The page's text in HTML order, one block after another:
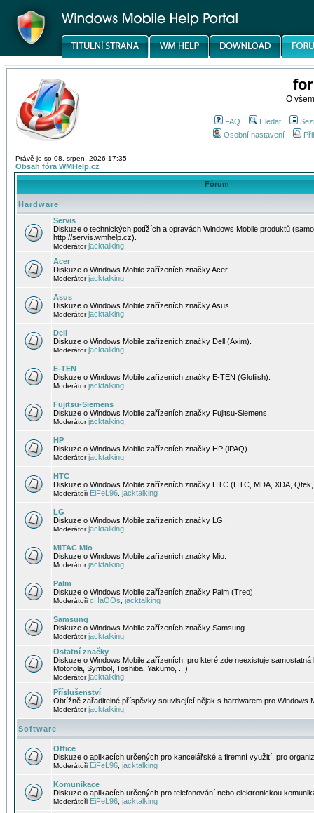
O
FAQ Hledat
Osobní nastavení
Právě je so 08. srpen, 2026 17:35
Obsah fóra WMHelp.cz
Fórum
Hardware
Servis
Diskuze o technických potížích a opravách Windows Mobile produktů
http://servis.wmhelp.cz).
Moderátorjacktalking
Acer
Diskuze o Windows Mobile zařízeních značky Acer.
Moderátorjacktalking
Asus
Diskuze o Windows Mobile zařízeních značky Asus.
Moderátorjacktalking
Dell
Diskuze o Windows Mobile zařízeních značky Dell (Axim).
Moderátorjacktalking
E-TEN
Diskuze o Windows Mobile zařízeních značky E-TEN (Glofiish).
Moderátorjacktalking
Fujitsu-Siemens
Diskuze o Windows Mobile zařízeních značky Fujitsu-Siemens.
Moderátorjacktalking
HP
Diskuze o Windows Mobile zařízeních značky HP (iPAQ).
Moderátorjacktalking
HTC
Diskuze o Windows Mobile zařízeních značky HTC (HTC, MDA, XDA,
Moderátoři EiFeL96 jacktalking
LG
Diskuze o Windows Mobile zařízeních značky LG.
Moderátorjacktalking
MiTAC Mio
Diskuze o Windows Mobile zařízeních značky Mio.
Moderátorjacktalking
Palm
Diskuze o Windows Mobile zařízeních značky Palm (Treo).
Moderátoři cHaOOs jacktalking
Samsung
Diskuze o Windows Mobile zařízeních značky Samsung.
Moderátorjacktalking
Ostatní značky
Diskuze o Windows Mobile zařízeních, pro které zde neexistuje
Motorola, Symbol, Toshiba, Yakumo, ...).
Moderátorjacktalking
Příslušenství
Obtížně zařaditelné příspěvky související nějak s hardwarem pro Windows
Moderátorjacktalking
Software
Office
Diskuze o aplikacích určených pro kancelářské a firemní využití, pro
Moderátoři EiFeL96 jacktalking
Komunikace
Diskuze o aplikacích určených pro telefonování nebo elektronickou
Moderátoři EiFeL96 jacktalking